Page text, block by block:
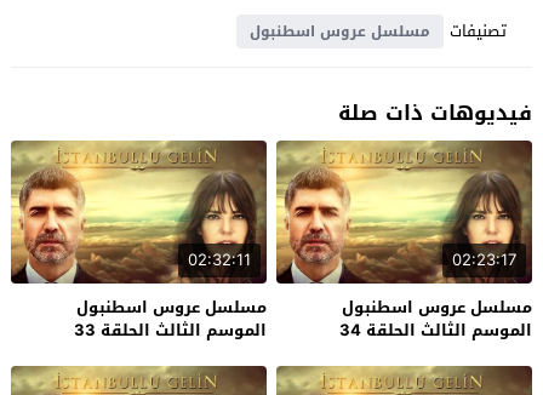
تصنيفات
مسلسل عروس اسطنبول
فيديوهات ذات صلة
02:23:17
مسلسل عروس اسطنبول
الموسم الثالث الحلقة 34
02:32:11
مسلسل عروس اسطنبول
الموسم الثالث الحلقة 33